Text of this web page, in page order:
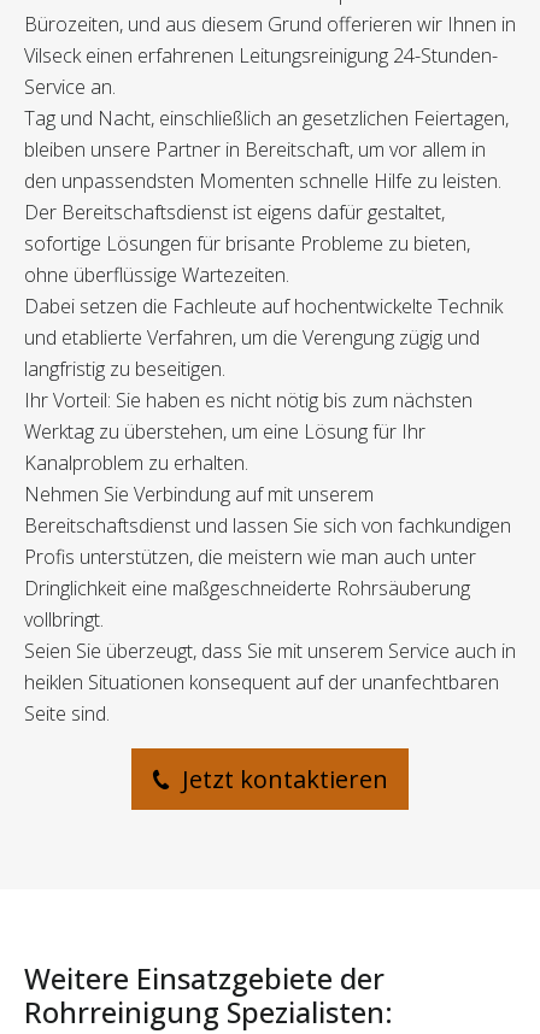
Bürozeiten, und aus diesem Grund offerieren wir Ihnen in
Vilseck einen erfahrenen Leitungsreinigung 24-Stunden-
Service an.
Tag und Nacht, einschließlich an gesetzlichen Feiertagen,
bleiben unsere Partner in Bereitschaft, um vor allem in
den unpassendsten Momenten schnelle Hilfe zu leisten.
Der Bereitschaftsdienst ist eigens dafür gestaltet,
sofortige Lösungen für brisante Probleme zu bieten,
ohne überflüssige Wartezeiten.
Dabei setzen die Fachleute auf hochentwickelte Technik
und etablierte Verfahren, um die Verengung zügig und
langfristig zu beseitigen.
Ihr Vorteil: Sie haben es nicht nötig bis zum nächsten
Werktag zu überstehen, um eine Lösung für Ihr
Kanalproblem zu erhalten.
Nehmen Sie Verbindung auf mit unserem
Bereitschaftsdienst und lassen Sie sich von fachkundigen
Profis unterstützen, die meistern wie man auch unter
Dringlichkeit eine maßgeschneiderte Rohrsäuberung
vollbringt.
Seien Sie überzeugt, dass Sie mit unserem Service auch in
heiklen Situationen konsequent auf der unanfechtbaren
Seite sind.
Jetzt kontaktieren
Weitere Einsatzgebiete der
Rohrreinigung Spezialisten: